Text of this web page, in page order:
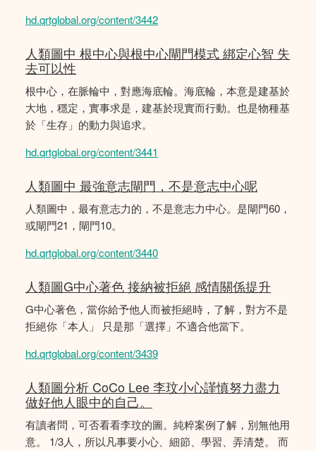
hd.qrtglobal.org/content/3442
人類圖中 根中心與根中心閘門模式 綁定心智 失
去可以性
根中心，在脈輪中，對應海底輪。海底輪，本意是建基於
大地，穩定，實事求是，建基於現實而行動。也是物種基
於「生存」的動力與追求。
hd.qrtglobal.org/content/3441
人類圖中 最強意志閘門，不是意志中心呢
人類圖中，最有意志力的，不是意志力中心。是閘門60，
或閘門21，閘門10。
hd.qrtglobal.org/content/3440
人類圖G中心著色 接納被拒絕 感情關係提升
G中心著色，當你給予他人而被拒絕時，了解，對方不是
拒絕你「本人」 只是那「選擇」不適合他當下。
hd.qrtglobal.org/content/3439
人類圖分析 CoCo Lee 李玟小心謹慎努力盡力
做好他人眼中的自己。
有讀者問，可否看看李玟的圖。純粹案例了解，別無他用
意。 1/3人，所以凡事要小心、細節、學習、弄清楚。 而